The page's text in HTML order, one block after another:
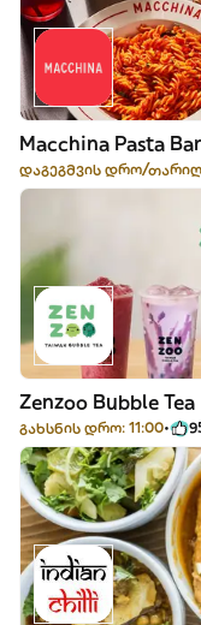
Macchina Pasta Bar
დაგეგმვის დრო/
Zenzoo Bubble Tea
გახსნის დრო: 11:00